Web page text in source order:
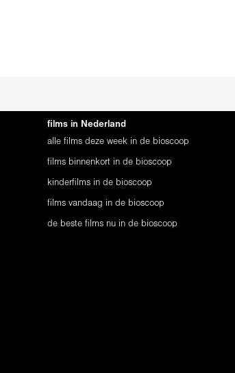
films in Nederland
alle films deze week in de bioscoop
films binnenkort in de bioscoop
kinderfilms in de bioscoop
films vandaag in de bioscoop
de beste films nu in de bioscoop